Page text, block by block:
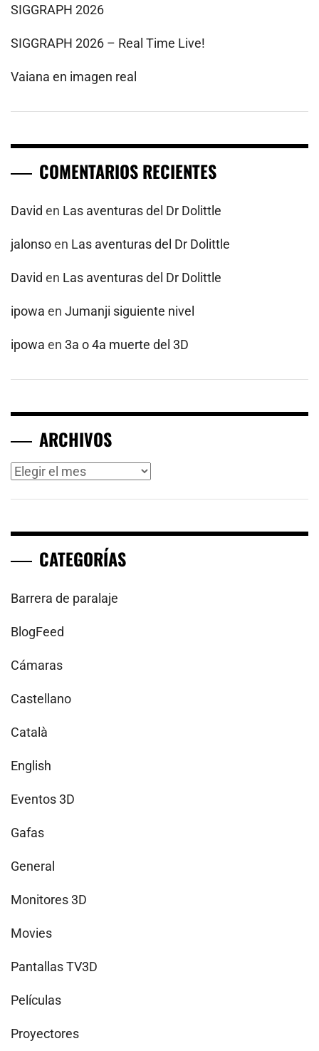
SIGGRAPH 2026
SIGGRAPH 2026 – Real Time Live!
Vaiana en imagen real
COMENTARIOS RECIENTES
David en Las aventuras del Dr Dolittle
jalonsoen Las aventuras del Dr Dolittle
David en Las aventuras del Dr Dolittle
ipowa en Jumanji siguiente nivel
ipowa en 3a o 4a muerte del 3D
ARCHIVOS
Archivos
CATEGORÍAS
Barrera de paralaje
BlogFeed
Cámaras
Castellano
Català
English
Eventos 3D
Gafas
General
Monitores 3D
Movies
Pantallas TV3D
Películas
Proyectores